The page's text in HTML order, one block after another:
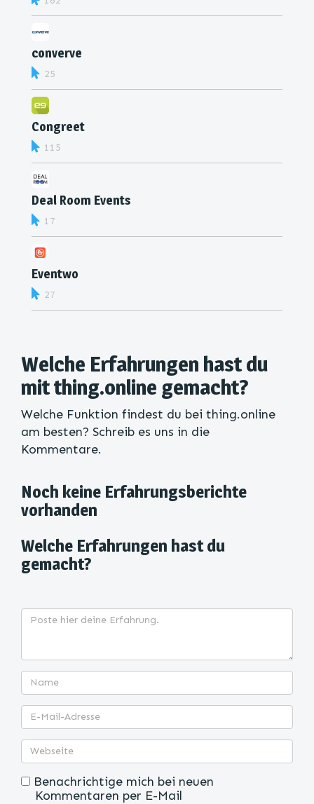
converve
25
Congreet
115
Deal Room Events
17
Eventwo
27
Welche Erfahrungen hast du
mit thing.online gemacht?
Welche Funktion findest du bei thing.online
am besten? Schreib es uns in die
Kommentare.
Noch keine Erfahrungsberichte
vorhanden
Welche Erfahrungen hast du
gemacht?
Benachrichtige mich bei neuen
Kommentaren per E-Mail